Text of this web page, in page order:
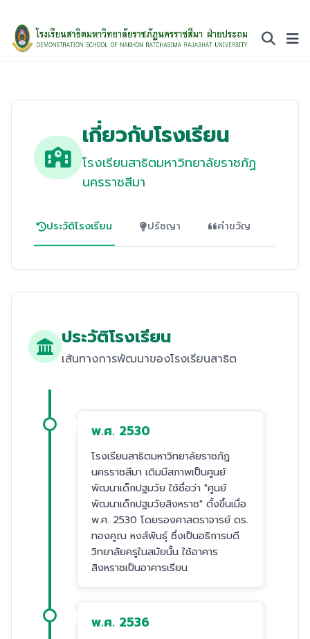
เกี่ยวกับโรงเรียน
โรงเรียนสาธิตมหาวิทยาลัยราชภัฏ
นครราชสีมา
ประวัติโรงเรียน ปรัชญา คำขวัญ
ประวัติโรงเรียน
เส้นทางการพัฒนาของโรงเรียนสาธิต
พ.ศ. 2530
โรงเรียนสาธิตมหาวิทยาลัยราชภัฏ
นครราชสีมา เดิมมีสภาพเป็นศูนย์
พัฒนาเด็กปฐมวัย ใช้ชื่อว่า "ศูนย์
พัฒนาเด็กปฐมวัยสิงหราช" ตั้งขึ้นเมื่อ
พ.ศ. 2530 โดยรองศาสตราจารย์ ดร.
ทองคูณ หงส์พันธุ์ ซึ่งเป็นอธิการบดี
วิทยาลัยครูในสมัยนั้น ใช้อาคาร
สิงหราชเป็นอาคารเรียน
พ.ศ. 2536